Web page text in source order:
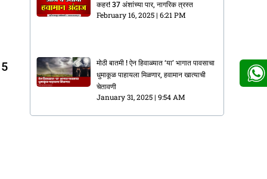
कहर! 37 अंशांच्या पार, नागरिक त्रस्त
February 16, 2025 6:21 PM
मोठी बातमी ! ऐन हिवाळ्यात ‘या’ भागात पावसाचा
धुमाकूळ पाहायला मिळणार, हवामान खात्याची
चेतावणी
January 31, 2025 9:54 AM